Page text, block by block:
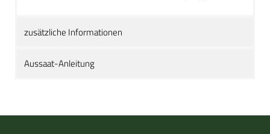
zusätzliche Informationen
Aussaat-Anleitung